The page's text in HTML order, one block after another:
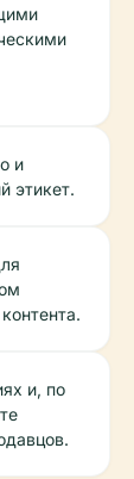
и
этикет.
и, по